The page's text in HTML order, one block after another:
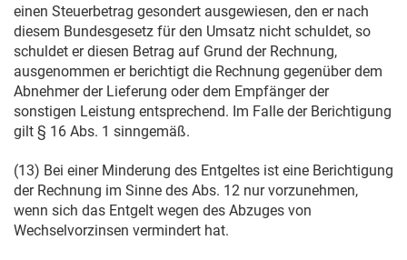
einen Steuerbetrag gesondert ausgewiesen, den er nach
diesem Bundesgesetz für den Umsatz nicht schuldet, so
schuldet er diesen Betrag auf Grund der Rechnung,
ausgenommen er berichtigt die Rechnung gegenüber dem
Abnehmer der Lieferung oder dem Empfänger der
sonstigen Leistung entsprechend. Im Falle der Berichtigung
gilt § 16 Abs. 1 sinngemäß.
(13) Bei einer Minderung des Entgeltes ist eine Berichtigung
der Rechnung im Sinne des Abs. 12 nur vorzunehmen,
wenn sich das Entgelt wegen des Abzuges von
Wechselvorzinsen vermindert hat.